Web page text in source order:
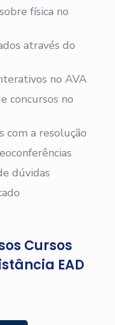
física no
através do
no AVA
concursos no
com a resolução
dúvidas
Cursos
EAD